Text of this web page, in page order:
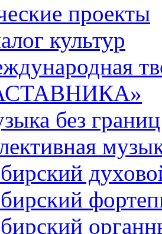
проекты
культур
без границ